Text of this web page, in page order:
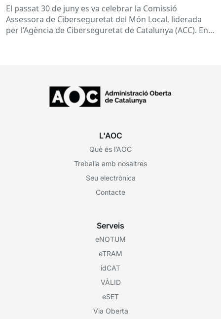
El passat 30 de juny es va celebrar la Comissió
Assessora de Ciberseguretat del Món Local, liderada
per l’Agència de Ciberseguretat de Catalunya (ACC). En
L'AOC
Què és l’AOC
Treballa amb nosaltres
Seu electrònica
Contacte
Serveis
eNOTUM
eTRAM
idCAT
VÀLID
eSET
Via Oberta